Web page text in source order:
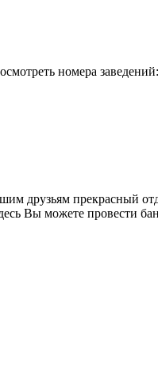
номера заведений:
прекрасный
Вы можете провести